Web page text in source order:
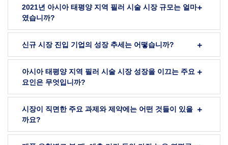
2021년 아시아 태평양 지역 필러 시술 시장 규모는 얼마
였습니까?
신규 시장 진입 기업의 성장 추세는 어떻습니까?
아시아 태평양 지역 필러 시술 시장 성장을 이끄는 주요
요인은 무엇입니까?
시장이 직면한 주요 과제와 제약에는 어떤 것들이 있을
까요?